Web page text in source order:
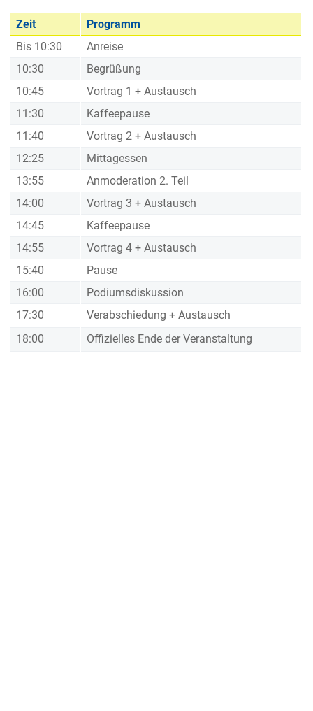
Zeit
Programm
Bis 10:30
Anreise
10:30
Begrüßung
10:45
Vortrag 1 + Austausch
11:30
Kaffeepause
11:40
Vortrag 2 + Austausch
12:25
Mittagessen
13:55
Anmoderation 2. Teil
14:00
Vortrag 3 + Austausch
14:45
Kaffeepause
14:55
Vortrag 4 + Austausch
15:40
Pause
16:00
Podiumsdiskussion
17:30
Verabschiedung + Austausch
18:00
Offizielles Ende der Veranstaltung